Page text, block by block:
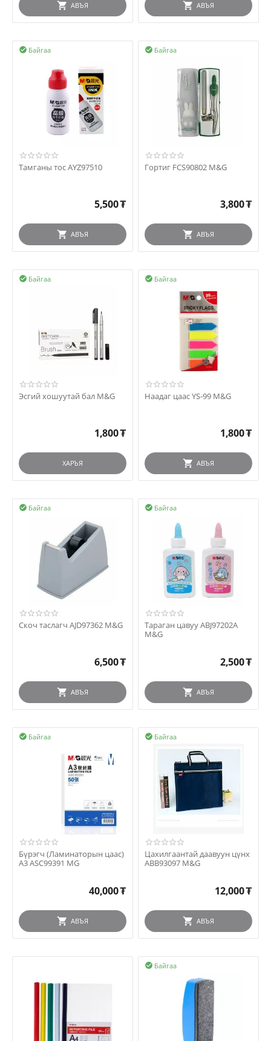
АВЪЯ АВЪЯ
Байгаа

Тамганы тос AYZ97510
5,500₮
АВЪЯ
Байгаа

Гортиг FCS90802 M&G
3,800₮
АВЪЯ
Байгаа

Эсгий хошуутай бал M&G
1,800₮
ХАРЪЯ
Байгаа

Наадаг цаас YS-99 M&G
1,800₮
АВЪЯ
Байгаа

Скоч таслагч AJD97362 M&G
6,500₮
АВЪЯ
Байгаа

Тараган цавуу ABJ97202A
M&G
2,500₮
АВЪЯ
Байгаа

Бүрэгч (Ламинаторын цаас)
А3 ASC99391 MG
40,000₮
АВЪЯ
Байгаа

Цахилгаантай даавуун цүнх
ABB93097 M&G
12,000₮
АВЪЯ
Байгаа
